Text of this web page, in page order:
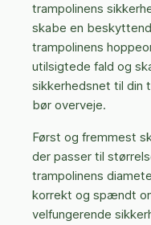
trampolinens
skabe en
trampolinens
utilsigtede fald og
sikkerhedsnet til din
bør overveje.
Først og fremmest
der passer til
trampolinens
korrekt og spændt
velfungerende